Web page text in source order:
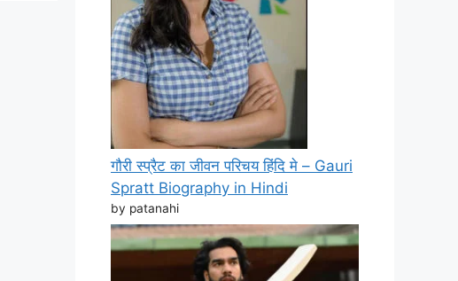
गौरी स्प्रैट का जीवन परिचय हिंदि मे – Gauri
Spratt Biography in Hindi
by patanahi